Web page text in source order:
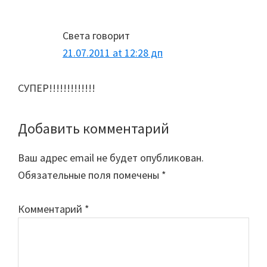
Света говорит
21.07.2011 at 12:28 дп
СУПЕР!!!!!!!!!!!!!
Добавить комментарий
Ваш адрес email не будет опубликован.
Обязательные поля помечены *
Комментарий *